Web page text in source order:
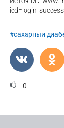
#сахарный
0